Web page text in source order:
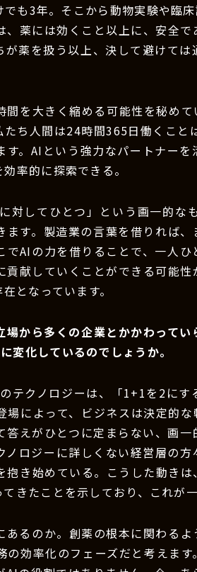
も3年。そこから動物実験や臨
薬には効くこと以上に、安全
薬を扱う以上、決して避けて
を大きく縮める可能性を秘め
ち人間は24時間365日働くこ
す。AIという強力なパートナー
率的に探索できる。
対してひとつ」という画一的な
ます。製造業の言葉を借りれば
AIの力を借りることで、一人
献していくことができる可能
となっています。
から多くの企業とかかわって
変化しているのでしょうか。
テクノロジーは、「1+1を2に
によって、ビジネスは決定的
えがひとつに定まらない、画
ロジーに詳しくない経営層の
き始めている。こうした動き
きたことを示しており、これが
るのか。創薬の根本に関わる
効率化のフェーズだと考えま